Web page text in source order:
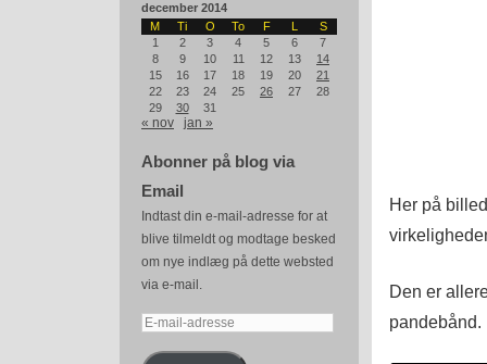
december 2014
M
Ti O To F L
S
1
2 3 4 5 6
7
8
9 10 11 12 13
14
15
16 17 18 19 20
21
22
23 24 25 26 27
28
29
30 31
« nov jan »
Abonner på blog via
Email
Indtast din e-mail-adresse for at
blive tilmeldt og modtage besked
om nye indlæg på dette websted
via e-mail.
E-
Her på
Den er
pandebånd.